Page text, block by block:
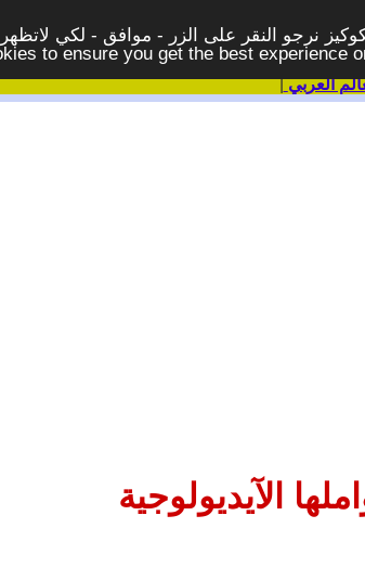
نرجو النقر على الزر - موافق - لكي
to ensure you get the best experience
| العربي
الآيديولوجية